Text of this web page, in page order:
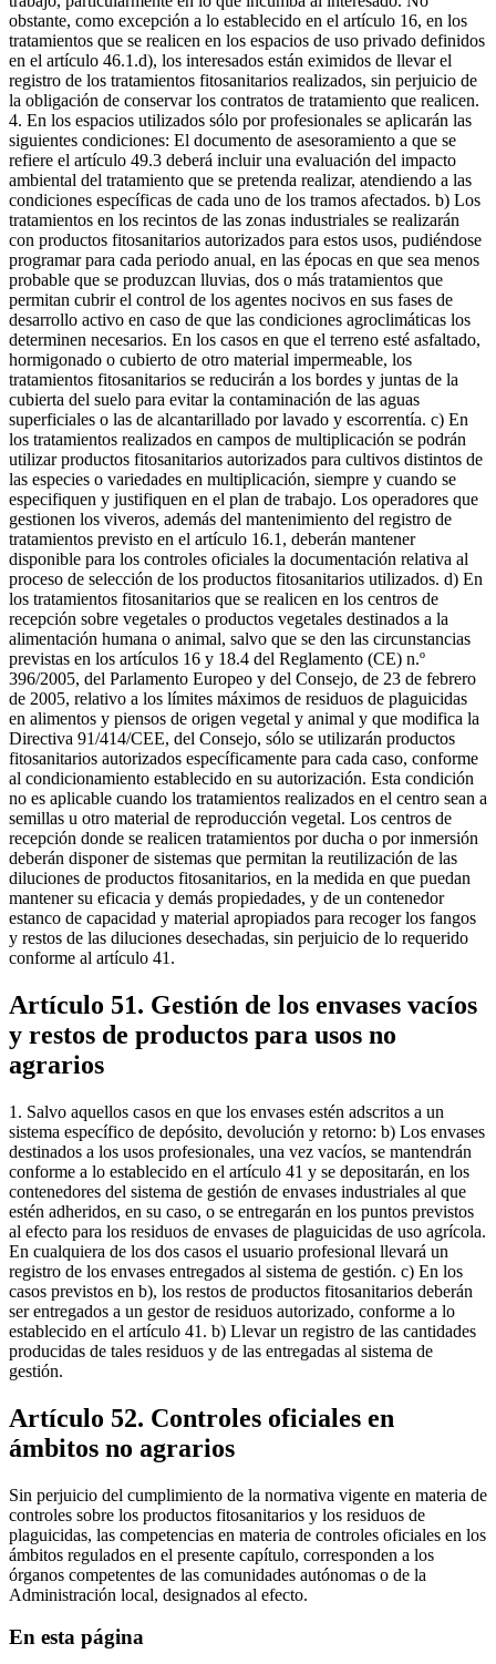
obstante, como excepción a lo establecido en el artículo 16, en los
tratamientos que se realicen en los espacios de uso privado definidos
en el artículo 46.1.d), los interesados están eximidos de llevar el
registro de los tratamientos fitosanitarios realizados, sin perjuicio de
la obligación de conservar los contratos de tratamiento que realicen.
4. En los espacios utilizados sólo por profesionales se aplicarán las
siguientes condiciones: El documento de asesoramiento a que se
refiere el artículo 49.3 deberá incluir una evaluación del impacto
ambiental del tratamiento que se pretenda realizar, atendiendo a las
condiciones específicas de cada uno de los tramos afectados. b) Los
tratamientos en los recintos de las zonas industriales se realizarán
con productos fitosanitarios autorizados para estos usos, pudiéndose
programar para cada periodo anual, en las épocas en que sea menos
probable que se produzcan lluvias, dos o más tratamientos que
permitan cubrir el control de los agentes nocivos en sus fases de
desarrollo activo en caso de que las condiciones agroclimáticas los
determinen necesarios. En los casos en que el terreno esté asfaltado,
hormigonado o cubierto de otro material impermeable, los
tratamientos fitosanitarios se reducirán a los bordes y juntas de la
cubierta del suelo para evitar la contaminación de las aguas
superficiales o las de alcantarillado por lavado y escorrentía. c) En
los tratamientos realizados en campos de multiplicación se podrán
utilizar productos fitosanitarios autorizados para cultivos distintos de
las especies o variedades en multiplicación, siempre y cuando se
especifiquen y justifiquen en el plan de trabajo. Los operadores que
gestionen los viveros, además del mantenimiento del registro de
tratamientos previsto en el artículo 16.1, deberán mantener
disponible para los controles oficiales la documentación relativa al
proceso de selección de los productos fitosanitarios utilizados. d) En
los tratamientos fitosanitarios que se realicen en los centros de
recepción sobre vegetales o productos vegetales destinados a la
alimentación humana o animal, salvo que se den las circunstancias
previstas en los artículos 16 y 18.4 del Reglamento (CE) n.º
396/2005, del Parlamento Europeo y del Consejo, de 23 de febrero
de 2005, relativo a los límites máximos de residuos de plaguicidas
en alimentos y piensos de origen vegetal y animal y que modifica la
Directiva 91/414/CEE, del Consejo, sólo se utilizarán productos
fitosanitarios autorizados específicamente para cada caso, conforme
al condicionamiento establecido en su autorización. Esta condición
no es aplicable cuando los tratamientos realizados en el centro sean a
semillas u otro material de reproducción vegetal. Los centros de
recepción donde se realicen tratamientos por ducha o por inmersión
deberán disponer de sistemas que permitan la reutilización de las
diluciones de productos fitosanitarios, en la medida en que puedan
mantener su eficacia y demás propiedades, y de un contenedor
estanco de capacidad y material apropiados para recoger los fangos
y restos de las diluciones desechadas, sin perjuicio de lo requerido
conforme al artículo 41.
Artículo 51. Gestión de los envases vacíos
y restos de productos para usos no
agrarios
1. Salvo aquellos casos en que los envases estén adscritos a un
sistema específico de depósito, devolución y retorno: b) Los envases
destinados a los usos profesionales, una vez vacíos, se mantendrán
conforme a lo establecido en el artículo 41 y se depositarán, en los
contenedores del sistema de gestión de envases industriales al que
estén adheridos, en su caso, o se entregarán en los puntos previstos
al efecto para los residuos de envases de plaguicidas de uso agrícola.
En cualquiera de los dos casos el usuario profesional llevará un
registro de los envases entregados al sistema de gestión. c) En los
casos previstos en b), los restos de productos fitosanitarios deberán
ser entregados a un gestor de residuos autorizado, conforme a lo
establecido en el artículo 41. b) Llevar un registro de las cantidades
producidas de tales residuos y de las entregadas al sistema de
gestión.
Artículo 52. Controles oficiales en
ámbitos no agrarios
Sin perjuicio del cumplimiento de la normativa vigente en materia de
controles sobre los productos fitosanitarios y los residuos de
plaguicidas, las competencias en materia de controles oficiales en los
ámbitos regulados en el presente capítulo, corresponden a los
órganos competentes de las comunidades autónomas o de la
Administración local, designados al efecto.
En esta página